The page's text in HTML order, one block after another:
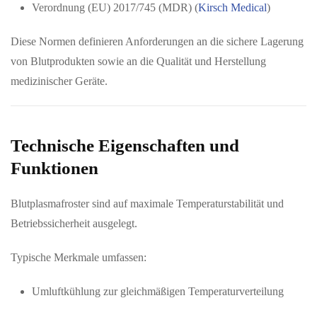
Verordnung (EU) 2017/745 (MDR) (Kirsch Medical)
Diese Normen definieren Anforderungen an die sichere Lagerung
von Blutprodukten sowie an die Qualität und Herstellung
medizinischer Geräte.
Technische Eigenschaften und
Funktionen
Blutplasmafroster sind auf maximale Temperaturstabilität und
Betriebssicherheit ausgelegt.
Typische Merkmale umfassen:
Umluftkühlung zur gleichmäßigen Temperaturverteilung